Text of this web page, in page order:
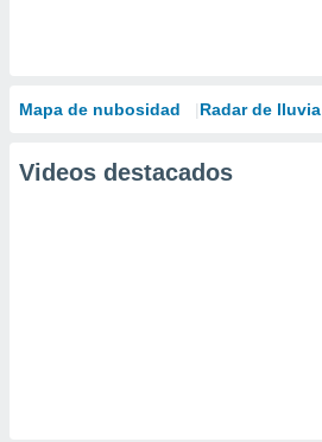
Mapa de nubosidad Radar de lluvia
Videos destacados